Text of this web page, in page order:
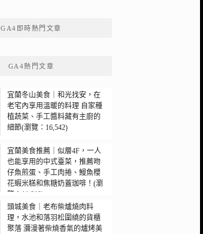
GA4即時熱門文章
GA4熱門文章
宜蘭冬山美食｜和光找安，在
老宅內享用溫暖的料理 自家種
植蔬菜、手工醬料藏有主廚的
細節(瀏覽：16,542)
宜蘭美食推薦｜似層4F，一人
也能享用的中式臺菜，推薦吻
仔魚煎蛋、手工肉捲、鰻魚櫻
花蝦米糕和焦糖奶蓋珈啡！(瀏
覽：11,010)
頭城美食｜老布柴爐燒肉料
理，水池和落羽松圍繞的貨櫃
聚落 瀰漫著柴燒香氣的爐烤美